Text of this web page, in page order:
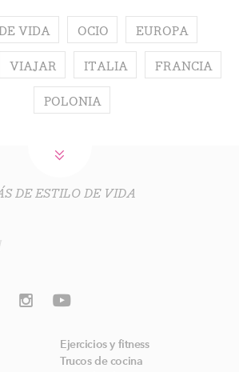
VIDA OCIO EUROPA
VIAJAR ITALIA FRANCIA
POLONIA
DE ESTILO DE VIDA
Ejercicios y fitness
Trucos de cocina